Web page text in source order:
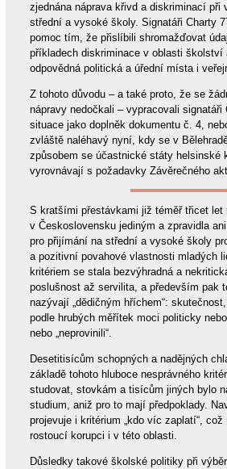
zjednána náprava křivd a diskriminací při
střední a vysoké školy. Signatáři Charty
pomoc tím, že přislíbili shromažďovat
příkladech diskriminace v oblasti školství
odpovědná politická a úřední místa i
Z tohoto důvodu – a také proto, že se
nápravy nedočkali – vypracovali signatáři
situace jako doplněk dokumentu č. 4,
zvláště naléhavý nyní, kdy se v
způsobem se účastnické státy helsinské
vyrovnávají s požadavky Závěrečného
S kratšími přestávkami již téměř třicet let
v Československu jediným a zpravidla
pro přijímání na střední a vysoké školy
a pozitivní povahové vlastnosti mladých
kritériem se stala bezvýhradná a
poslušnost až servilita, a především pak
nazývají „dědičným hříchem“:
podle hrubých měřítek moci politicky
nebo „neprovinili“.
Desetitisícům schopných a nadějných
základě tohoto hluboce nesprávného
studovat, stovkám a tisícům jiných bylo
studium, aniž pro to mají předpoklady.
projevuje i kritérium „kdo víc zaplatí“, což
rostoucí korupci i v této oblasti.
Důsledky takové školské politiky při